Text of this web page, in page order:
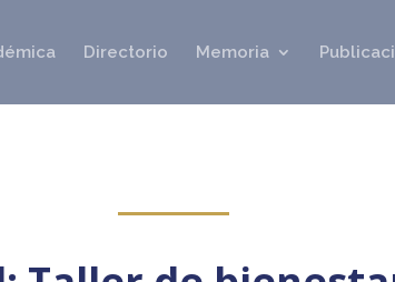
Directorio Memoria